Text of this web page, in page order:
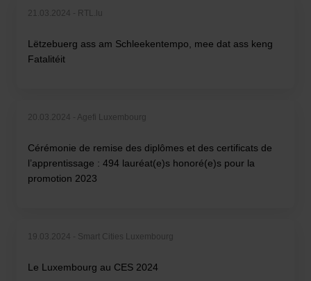
21.03.2024 - RTL.lu
Lëtzebuerg ass am Schleekentempo, mee dat ass keng
Fatalitéit
20.03.2024 - Agefi Luxembourg
Cérémonie de remise des diplômes et des certificats de
l’apprentissage : 494 lauréat(e)s honoré(e)s pour la
promotion 2023
19.03.2024 - Smart Cities Luxembourg
Le Luxembourg au CES 2024